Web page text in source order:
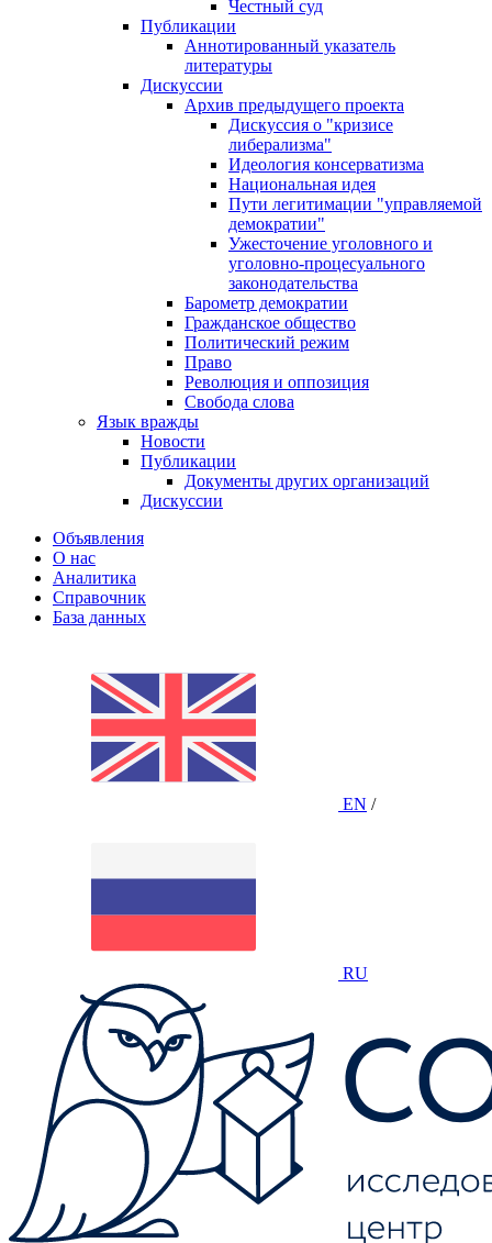
Честный суд
Публикации
Аннотированный указатель
литературы
Дискуссии
Архив предыдущего проекта
Дискуссия о "кризисе
либерализма"
Идеология консерватизма
Национальная идея
Пути легитимации "управляемой
демократии"
Ужесточение уголовного и
уголовно-процесуального
законодательства
Барометр демократии
Гражданское общество
Политический режим
Право
Революция и оппозиция
Свобода слова
Язык вражды
Новости
Публикации
Документы других организаций
Дискуссии
Объявления
О нас
Аналитика
Справочник
База данных
EN /
RU